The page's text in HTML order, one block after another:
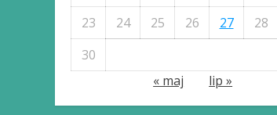
23
24 25 26 27 28
30
« maj
lip »